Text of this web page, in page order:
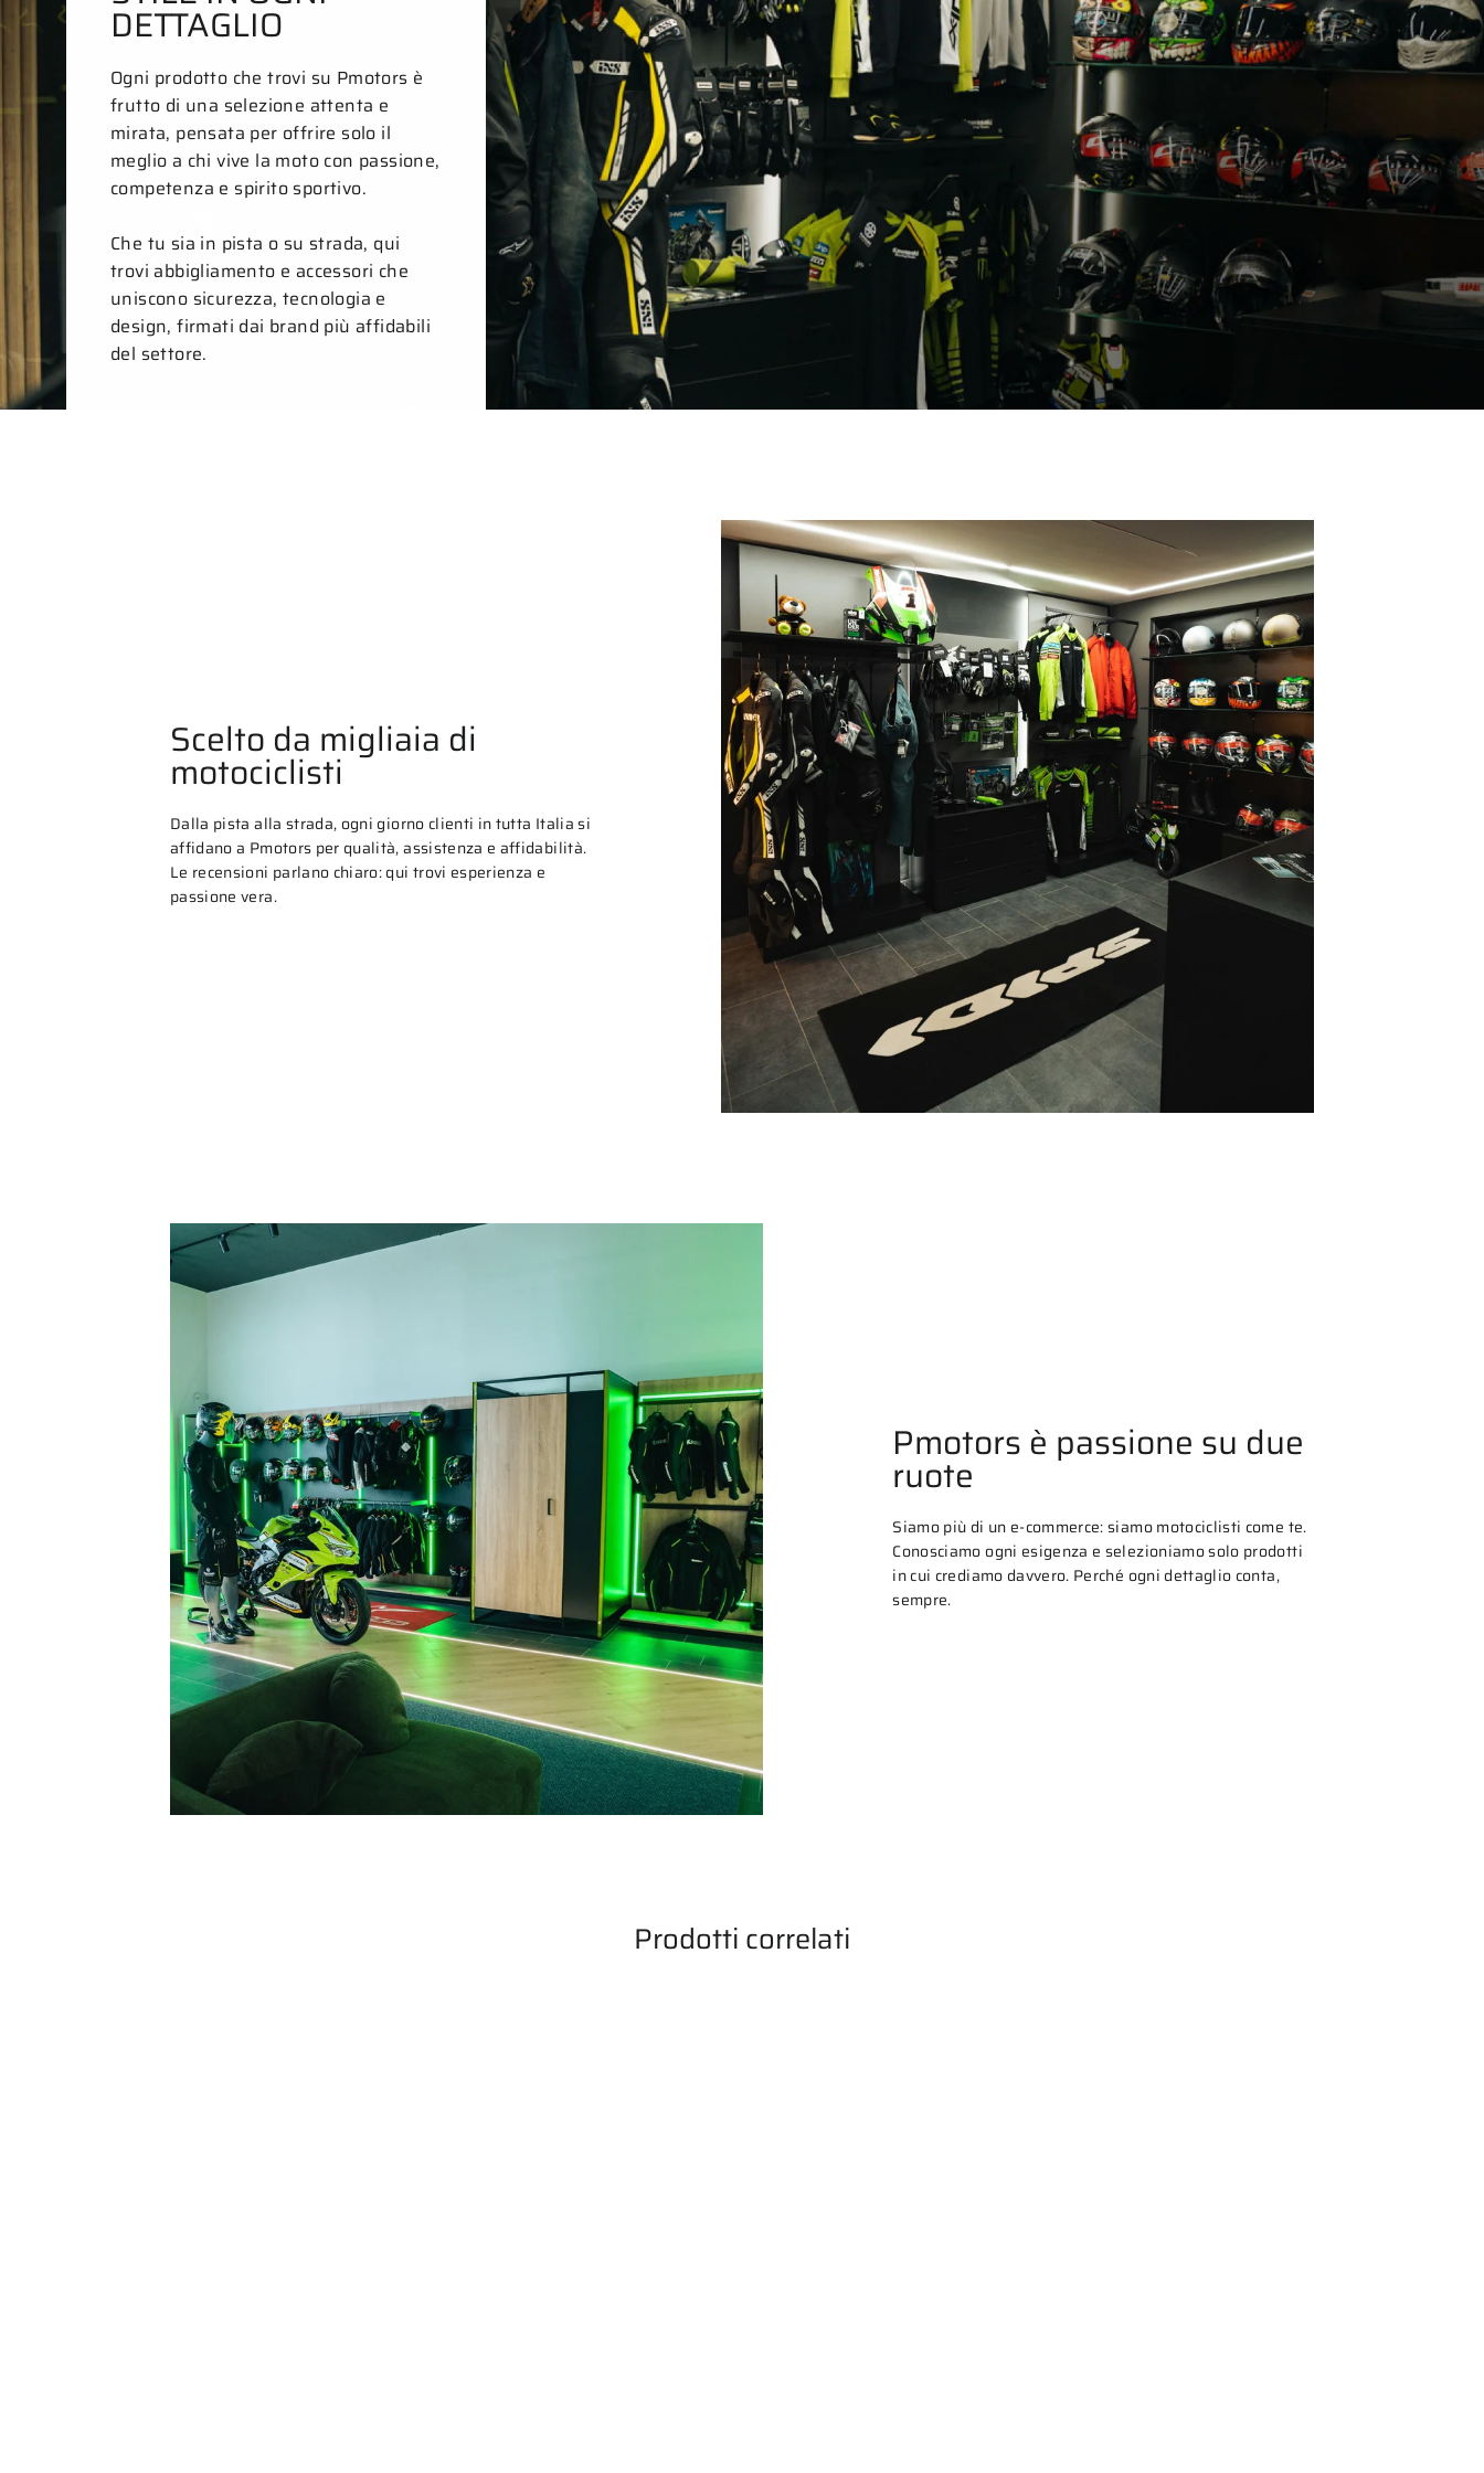
DETTAGLIO
Ogni prodotto che trovi su Pmotors è
frutto di una selezione attenta e
mirata, pensata per offrire solo il
meglio a chi vive la moto con passione,
competenza e spirito sportivo.
Che tu sia in pista o su strada, qui
trovi abbigliamento e accessori che
uniscono sicurezza, tecnologia e
design, firmati dai brand più affidabili
del settore.
Scelto da migliaia di
motociclisti
Dalla pista alla strada, ogni giorno clienti in tutta Italia si
affidano a Pmotors per qualità, assistenza e affidabilità.
Le recensioni parlano chiaro: qui trovi esperienza e
passione vera.
Pmotors è passione su due
ruote
Siamo più di un e-commerce: siamo motociclisti come te.
Conosciamo ogni esigenza e selezioniamo solo prodotti
in cui crediamo davvero. Perché ogni dettaglio conta,
sempre.
Prodotti correlati